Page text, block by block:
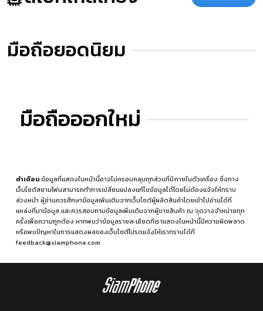
มือถือยอดนิยม
มือถือออกใหม่
คำเตือนข้อมูลที่แสดงในหน้านี้อาจไม่ครอบคลุมทุกส่วนที่มีภายในตัวเครื่อง ซึ่งทาง
เว็บไซต์สยามโฟนสามารถทำการเปลี่ยนแปลงแก้ไขข้อมูลได้โดยไม่ต้องแจ้งให้ทราบ
ล่วงหน้า ผู้อ่านควรศึกษาข้อมูลเพิ่มเติมจากเว็บไซต์ผู้ผลิตสินค้าโดยเข้าไปอ่านได้ที่
แหล่งที่มาข้อมูล และควรสอบถามข้อมูลเพิ่มเติมจากผู้ขายสินค้า ณ จุดวางจำหน่ายทุก
ครั้งเพื่อความถูกต้อง หากพบว่าข้อมูลรายละเอียดที่เราแสดงในหน้านี้มีความผิดพลาด
หรือพบปัญหาในการแสดงผลของเว็บไซต์โปรดแจ้งให้เราทราบได้ที่
feedback@siamphone.com